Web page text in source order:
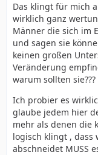
Das klingt für mich
wirklich ganz
Männer die sich im
und sagen sie
keinen großen
Veränderung
warum sollten sie???
Ich probier es
glaube jedem hier
mehr als denen die
logisch klingt , dass
abschneidet MUSS